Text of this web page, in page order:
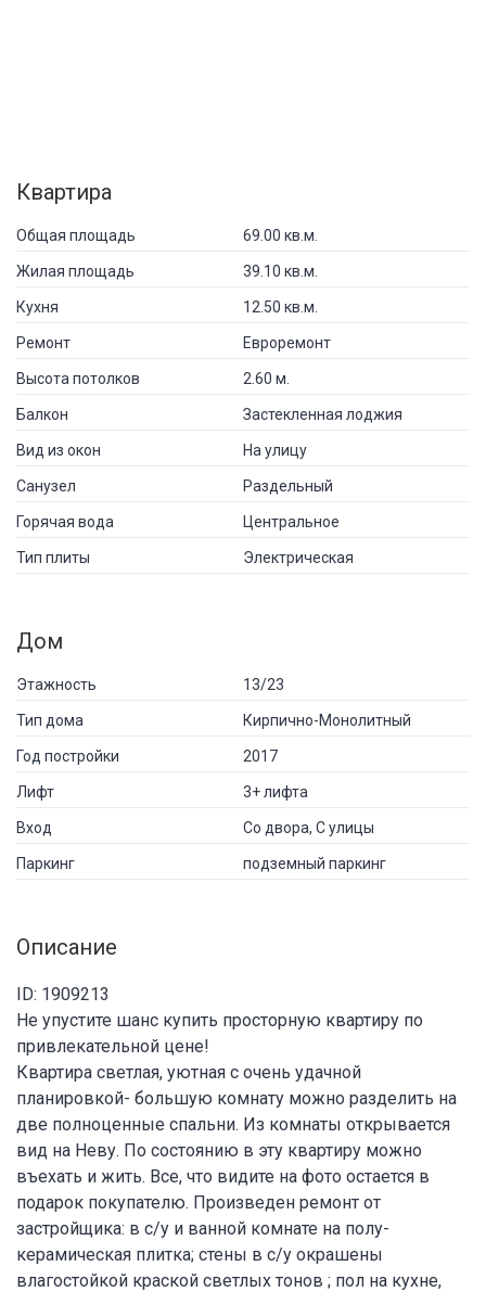
Квартира
Общая площадь 69.00 кв.м.
Жилая площадь 39.10 кв.м.
Кухня 12.50 кв.м.
Ремонт Евроремонт
Высота потолков 2.60 м.
Балкон Застекленная лоджия
Вид из окон На улицу
Санузел Раздельный
Горячая вода Центральное
Тип плиты Электрическая
Дом
Этажность 13/23
Тип дома Кирпично-Монолитный
Год постройки 2017
Лифт 3+ лифта
Вход Со двора, С улицы
Паркинг подземный паркинг
Описание
ID: 1909213
Не упустите шанс купить просторную квартиру по
привлекательной цене!
Квартира светлая, уютная с очень удачной
планировкой- большую комнату можно разделить на
две полноценные спальни. Из комнаты открывается
вид на Неву. По состоянию в эту квартиру можно
въехать и жить. Все, что видите на фото остается в
подарок покупателю. Произведен ремонт от
застройщика: в с/у и ванной комнате на полу-
керамическая плитка; стены в с/у окрашены
влагостойкой краской светлых тонов ; пол на кухне,